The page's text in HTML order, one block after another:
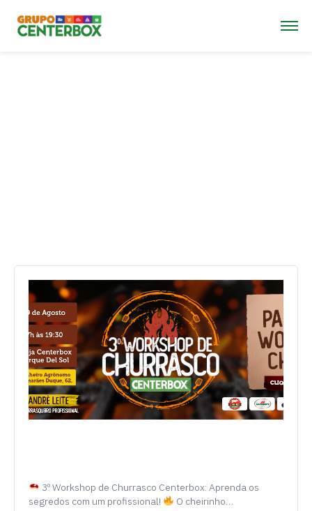
3º Workshop de Churrasco Centerbox: Aprenda os
segredos com um profissional!
O cheirinho…